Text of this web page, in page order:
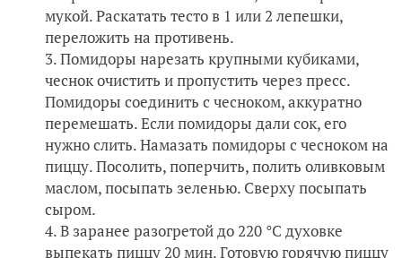
мукой. Раскатать тесто в 1 или 2 лепешки,
переложить на противень.
Помидоры нарезать крупными кубиками,
чеснок очистить и пропустить через пресс.
Помидоры соединить с чесноком, аккуратно
перемешать. Если помидоры дали сок, его
нужно слить. Намазать помидоры с чесноком на
пиццу. Посолить, поперчить, полить оливковым
маслом, посыпать зеленью. Сверху посыпать
сыром.
В заранее разогретой до 220 °С духовке
выпекать пиццу 20 мин. Готовую горячую пиццу